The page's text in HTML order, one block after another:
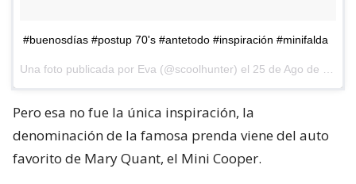
#buenosdías #postup 70's #antetodo #inspiración #minifalda
Una foto publicada por Eva (@scoolhunter) el 25 de Ago de 2015 a la(s) 12:23 PDT
Pero esa no fue la única inspiración, la
denominación de la famosa prenda viene del auto
favorito de Mary Quant, el Mini Cooper.